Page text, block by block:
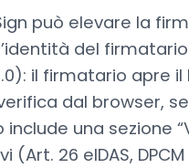
può elevare la
del
il firmatario apre il
dal browser,
una sezione
26 eIDAS, DPCM